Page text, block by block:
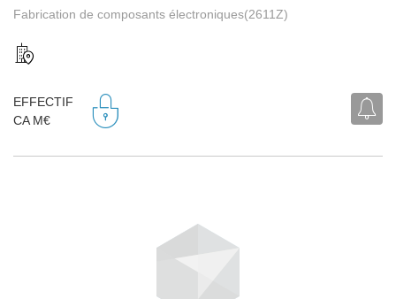
Fabrication de composants électroniques(2611Z)
EFFECTIF
CA M€